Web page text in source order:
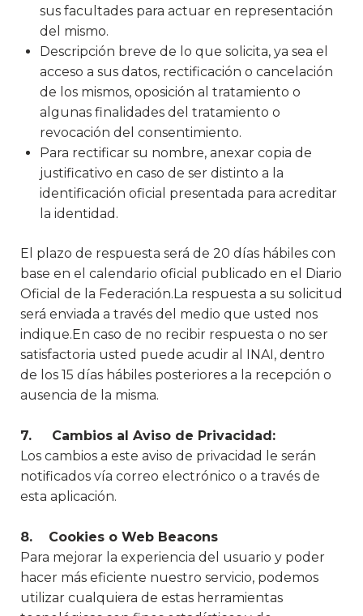
sus facultades para actuar en representación
del mismo.
Descripción breve de lo que solicita, ya sea el
acceso a sus datos, rectificación o cancelación
de los mismos, oposición al tratamiento o
algunas finalidades del tratamiento o
revocación del consentimiento.
Para rectificar su nombre, anexar copia de
justificativo en caso de ser distinto a la
identificación oficial presentada para acreditar
la identidad.
El plazo de respuesta será de 20 días hábiles con
base en el calendario oficial publicado en el Diario
Oficial de la Federación.La respuesta a su solicitud
será enviada a través del medio que usted nos
indique.En caso de no recibir respuesta o no ser
satisfactoria usted puede acudir al INAI, dentro
de los 15 días hábiles posteriores a la recepción o
ausencia de la misma.
7. Cambios al Aviso de Privacidad:
Los cambios a este aviso de privacidad le serán
notificados vía correo electrónico o a través de
esta aplicación.
8. Cookies o Web Beacons
Para mejorar la experiencia del usuario y poder
hacer más eficiente nuestro servicio, podemos
utilizar cualquiera de estas herramientas